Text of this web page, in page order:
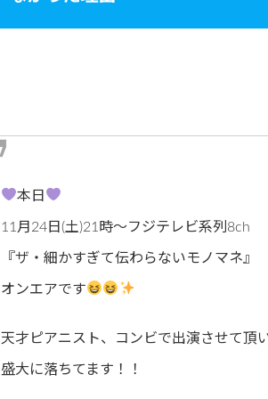
本日
11月24日(土)21時〜フジテレビ系列8ch
『ザ・細かすぎて伝わらないモノマネ』
オンエアです
天才ピアニスト、コンビで出演させて頂
盛大に落ちてます！！